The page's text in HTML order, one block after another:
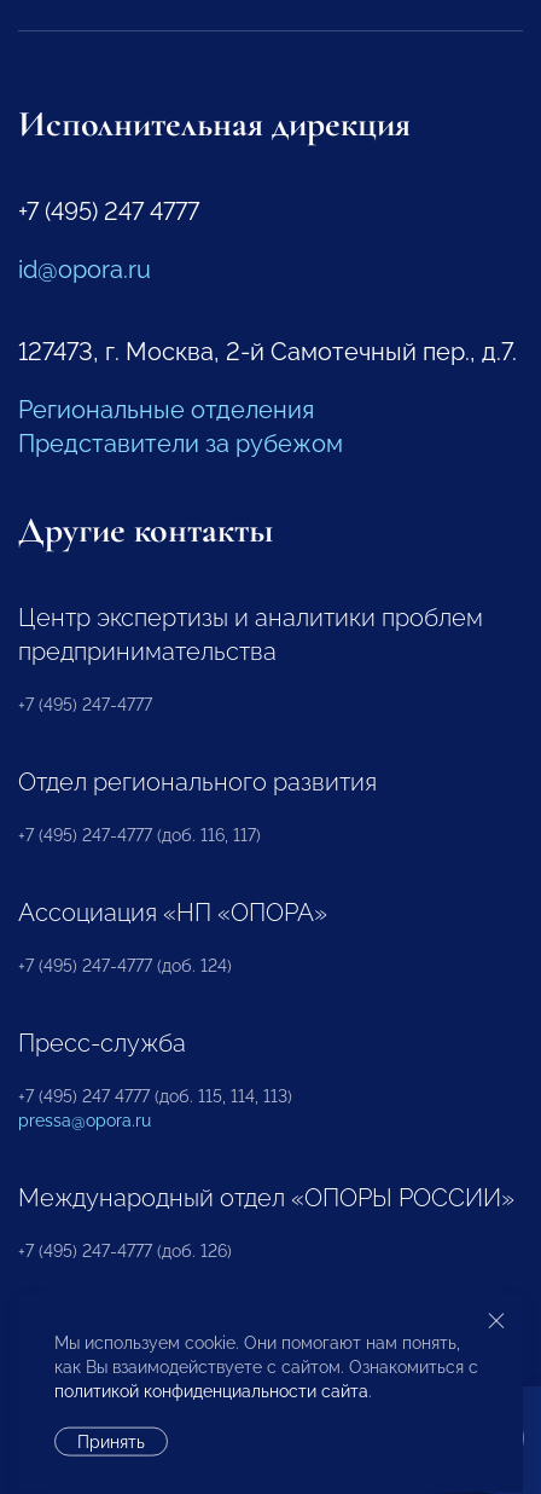
Исполнительная дирекция
+7 (495) 247 4777
id@opora.ru
127473, г. Москва, 2-й Самотечный пер., д.7.
Региональные отделения
Представители за рубежом
Другие контакты
Центр экспертизы и аналитики проблем
предпринимательства
+7 (495) 247-4777
Отдел регионального развития
+7 (495) 247-4777 (доб. 116, 117)
Ассоциация «НП «ОПОРА»
+7 (495) 247-4777 (доб. 124)
Пресс-служба
+7 (495) 247 4777 (доб. 115, 114, 113)
pressa@opora.ru
Международный отдел «ОПОРЫ РОССИИ»
+7 (495) 247-4777 (доб. 126)
Бюро по защите прав предпринимателей и
инвесторов
Мы используем cookie. Они помогают нам понять,
как Вы взаимодействуете с сайтом. Ознакомиться с
политикой конфиденциальности сайта.
Принять